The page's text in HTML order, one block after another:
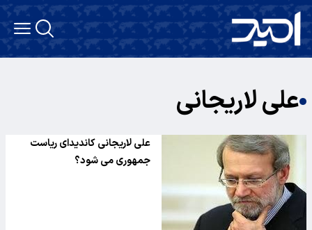
علی لاریجانی
علی لاریجانی کاندیدای ریاست
جمهوری می شود؟